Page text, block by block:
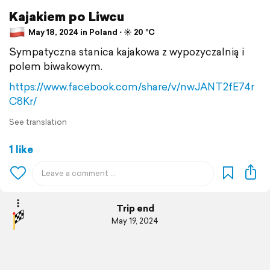
Kajakiem po Liwcu
May 18, 2024 in Poland ⋅ ☀️ 20 °C
Sympatyczna stanica kajakowa z wypozyczalnią i
polem biwakowym.
https://www.facebook.com/share/v/nwJANT2fE74r
C8Kr/
See translation
1 like
Trip end
May 19, 2024